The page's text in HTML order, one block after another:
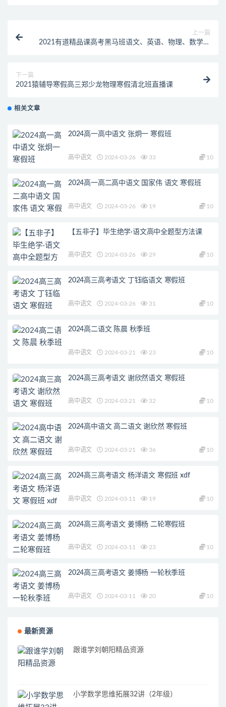
上一篇
2021有道精品课高考黑马班语文、英语、物理、数学和
下一篇
2021猿辅导寒假高三郑少龙物理寒假清北班直播课
相关文章
2024高一高中语文 张炯一 寒假班
高中语文 2024-03-26 33 10
2024高一高二高中语文 国家伟 语文 寒假班
高中语文 2024-03-26 19 10
【五非子】毕生绝学·语文高中全题型方法课
高中语文 2024-03-26 29 10
2024高三高考语文 丁钰临语文 寒假班
高中语文 2024-03-26 31 10
2024高二语文 陈晨 秋季班
高中语文 2024-03-21 23 10
2024高三高考语文 谢欣然语文 寒假班
高中语文 2024-03-21 32 10
2024高中语文 高二语文 谢欣然 寒假班
高中语文 2024-03-21 36 10
2024高三高考语文 杨洋语文 寒假班 xdf
高中语文 2024-03-11 19 10
2024高三高考语文 姜博杨 二轮寒假班
高中语文 2024-03-11 23 10
2024高三高考语文 姜博杨 一轮秋季班
高中语文 2024-03-11 20 10
最新资源
跟谁学刘朝阳精品资源
小学数学思维拓展32讲（2年级）